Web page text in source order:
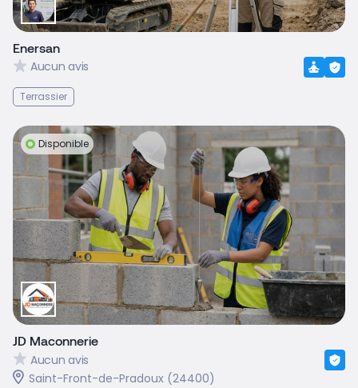
Enersan
Aucun avis
Terrassier
Disponible
JD Maconnerie
Aucun avis
Saint-Front-de-Pradoux (24400)